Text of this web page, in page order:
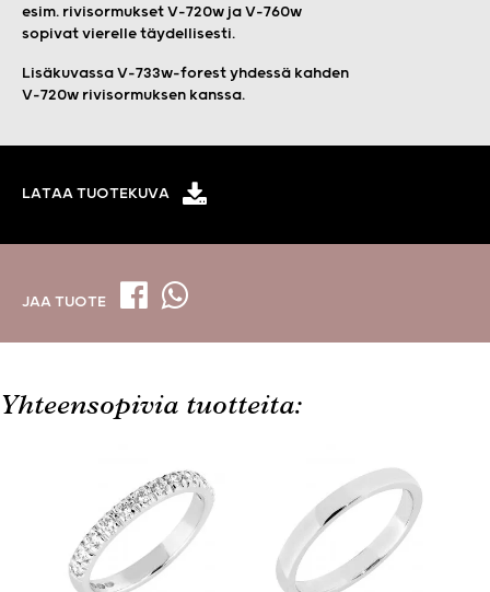
esim. rivisormukset V-720w ja V-760w
sopivat vierelle täydellisesti.
Lisäkuvassa V-733w-forest yhdessä kahden
V-720w rivisormuksen kanssa.
LATAA TUOTEKUVA
JAA TUOTE
Yhteensopivia tuotteita: